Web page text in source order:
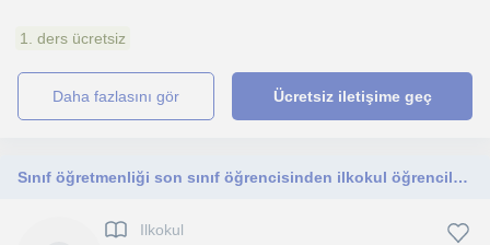
1. ders ücretsiz
daha fazlasını gör Ücretsiz iletişime geç
Sınıf öğretmenliği son sınıf öğrencisinden ilkokul öğrencilerine özel ders
Ilkokul